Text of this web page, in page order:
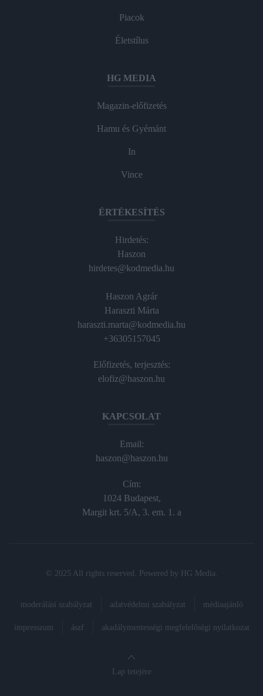
Piacok
Életstílus
HG MEDIA
Magazin-előfizetés
Hamu és Gyémánt
In
Vince
ÉRTÉKESÍTÉS
Hirdetés:
Haszon
hirdetes@kodmedia.hu
Haszon Agrár
Haraszti Márta
haraszti.marta@kodmedia.hu
+36305157045
Előfizetés, terjesztés:
elofiz@haszon.hu
KAPCSOLAT
Email:
haszon@haszon.hu
Cím:
1024 Budapest,
Margit krt. 5/A, 3. em. 1. a
© 2025 All rights reserved. Powered by HG Media
moderálási szabályzat adatvédelmi szabályzat médiaajánló
impresszum ászf akadálymentességi megfelelőségi nyilatkozat
Lap tetejére